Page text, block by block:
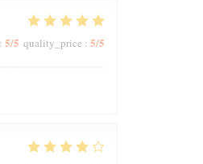
: 5/5 quality_price : 5/5